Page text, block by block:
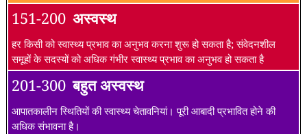
151-200 अस्वस्थ
हर किसी को स्वास्थ्य प्रभाव का अनुभव करना शुरू हो सकता है; संवेदनशील
समूहों के सदस्यों को अधिक गंभीर स्वास्थ्य प्रभाव का अनुभव हो सकता है
201-300 बहुत अस्वस्थ
आपातकालीन स्थितियों की स्वास्थ्य चेतावनियां। पूरी आबादी प्रभावित होने की
अधिक संभावना है।